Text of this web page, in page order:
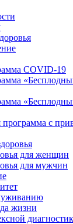
COVID-19
программа с
для женщин
для мужчин
жизни